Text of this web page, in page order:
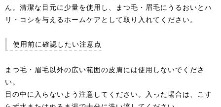
ん。清潔な目元に少量を使用し、まつ毛・眉毛にうるおいとハ
リ・コシを与えるホームケアとして取り入れてください。
使用前に確認したい注意点
まつ毛・眉毛以外の広い範囲の皮膚には使用しないでくださ
い。
目の中に入らないよう注意してください。入った場合は、こす